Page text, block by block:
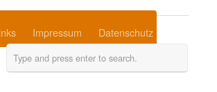
Impressum Datenschutz